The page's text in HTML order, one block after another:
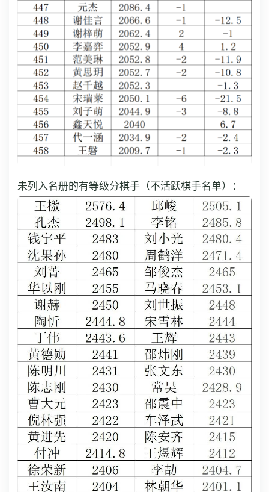
未列入名册的有等级分棋手（不活跃棋手名单）：